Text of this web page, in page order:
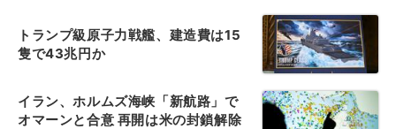
トランプ級原子力戦艦、建造費は15
隻で43兆円か
イラン、ホルムズ海峡「新航路」で
オマーンと合意 再開は米の封鎖解除